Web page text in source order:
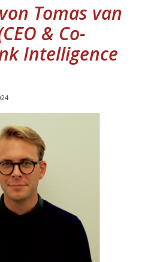
Tomas van
& Co-
Intelligence